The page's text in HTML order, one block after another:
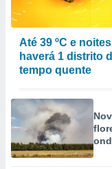
Até 39 ºC e
haverá 1 distrito
tempo quente